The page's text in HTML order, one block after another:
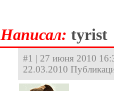
Hаписал: tyrist
#1 | 27 июня 2010
22.03.2010